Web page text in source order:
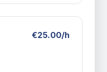
€25.00/h